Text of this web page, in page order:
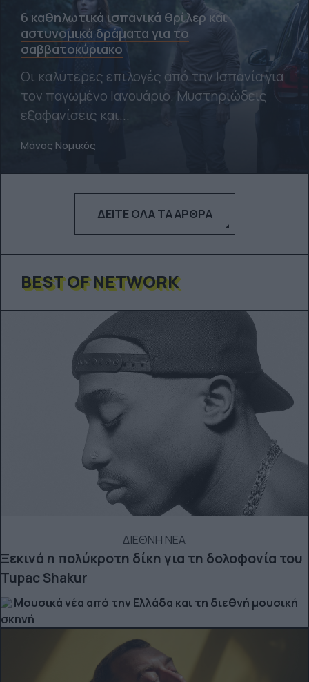
6 καθηλωτικά ισπανικά θρίλερ και
αστυνομικά δράματα για το
σαββατοκύριακο
Οι καλύτερες επιλογές από την Ισπανία για
τον παγωμένο Ιανουάριο. Μυστηριώδεις
εξαφανίσεις και...
Μάνος Νομικός
ΔΕΊΤΕ ΌΛΑ ΤΑ ΆΡΘΡΑ
BEST OF NETWORK
ΔΙΕΘΝΗ ΝΕΑ
Ξεκινά η πολύκροτη δίκη για τη δολοφονία του
Tupac Shakur
Μουσικά νέα από την Ελλάδα και τη διεθνή μουσική
σκηνή